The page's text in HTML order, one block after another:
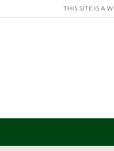
to
THIS SITE IS A